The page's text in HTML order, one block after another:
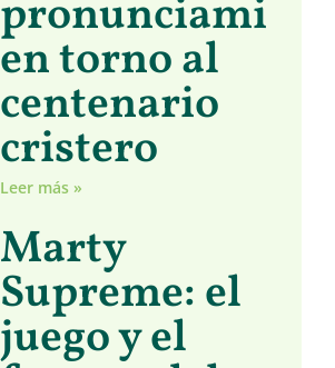
en torno al
centenario
cristero
Leer más »
Marty
Supreme: el
juego y el